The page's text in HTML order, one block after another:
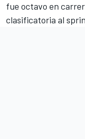
fue octavo en
clasificatoria al